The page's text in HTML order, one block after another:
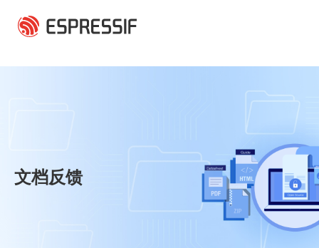
文档反馈